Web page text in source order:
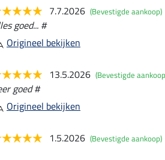
7.7.2026 (Bevestigde aankoop)
goed... #
Origineel bekijken
13.5.2026 (Bevestigde
goed #
Origineel bekijken
1.5.2026 (Bevestigde aankoop)